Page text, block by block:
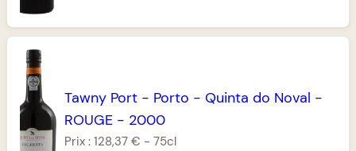
Tawny Port - Porto - Quinta do Noval -
ROUGE - 2000
Prix :128,37 € -75cl